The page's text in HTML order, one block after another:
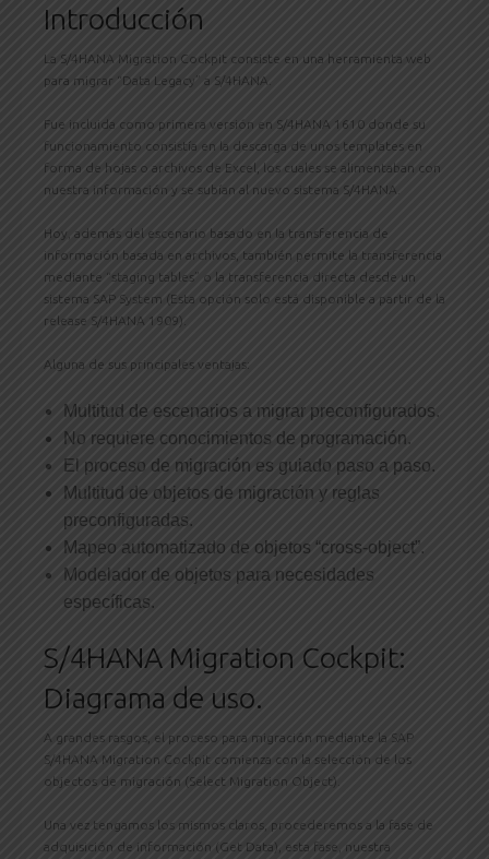
Introducción
La S/4HANA Migration Cockpit consiste en una herramienta web
para migrar “Data Legacy” a S/4HANA.
Fue incluida como primera versión en S/4HANA 1610 donde su
funcionamiento consistía en la descarga de unos templates en
forma de hojas o archivos de Excel, los cuales se alimentaban con
nuestra información y se subían al nuevo sistema S/4HANA.
Hoy, además del escenario basado en la transferencia de
información basada en archivos, también permite la transferencia
mediante “staging tables” o la transferencia directa desde un
sistema SAP System (Esta opción solo está disponible a partir de la
release S/4HANA 1909).
Alguna de sus principales ventajas:
Multitud de escenarios a migrar preconfigurados.
No requiere conocimientos de programación.
El proceso de migración es guiado paso a paso.
Multitud de objetos de migración y reglas
preconfiguradas.
Mapeo automatizado de objetos “cross-object”.
Modelador de objetos para necesidades
específicas.
S/4HANA Migration Cockpit:
Diagrama de uso.
A grandes rasgos, el proceso para migración mediante la SAP
S/4HANA Migration Cockpit comienza con la selección de los
objectos de migración (Select Migration Object).
Una vez tengamos los mismos claros, procederemos a la fase de
adquisición de información (Get Data), esta fase, nuestra